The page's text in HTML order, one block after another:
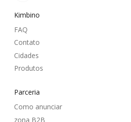
Kimbino
FAQ
Contato
Cidades
Produtos
Parceria
Como anunciar
zona B2B